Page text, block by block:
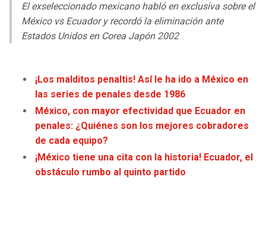
COPA SUDAMERICANA
LIGA BETPLAY
STEELERS
TEXANS
COLTS
JAGUARS
HORNETS
HEAT
MAGIC
WIZARDS
El exseleccionado mexicano habló en exclusiva sobre el
México vs Ecuador y recordó la eliminación ante
Estados Unidos en Corea Japón 2002
¡Los malditos penaltis! Así le ha ido a México en
las series de penales desde 1986
México, con mayor efectividad que Ecuador en
penales: ¿Quiénes son los mejores cobradores
de cada equipo?
¡México tiene una cita con la historia! Ecuador, el
obstáculo rumbo al quinto partido